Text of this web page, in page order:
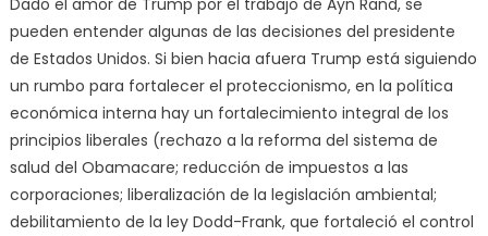
pueden entender algunas de las decisiones del presidente
de Estados Unidos. Si bien hacia afuera Trump está siguiendo
un rumbo para fortalecer el proteccionismo, en la política
económica interna hay un fortalecimiento integral de los
principios liberales (rechazo a la reforma del sistema de
salud del Obamacare; reducción de impuestos a las
corporaciones; liberalización de la legislación ambiental;
debilitamiento de la ley Dodd-Frank, que fortaleció el control